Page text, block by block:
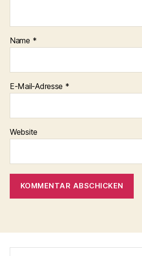
Name *
E-Mail-Adresse *
Website